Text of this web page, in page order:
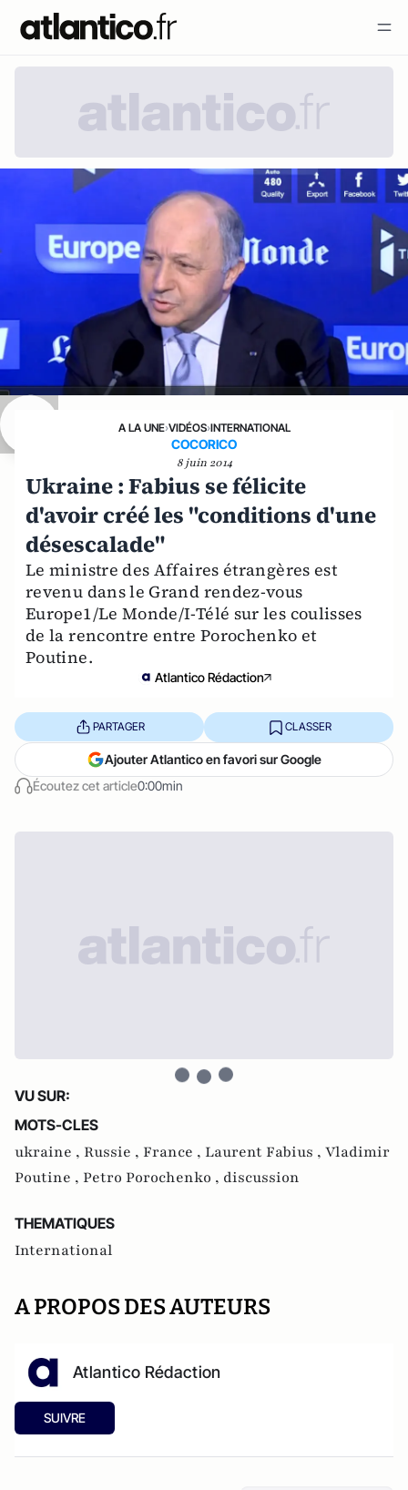
A LA UNE›VIDÉOS›INTERNATIONAL
COCORICO
8 juin 2014
Ukraine : Fabius se félicite
d'avoir créé les "conditions d'une
désescalade"
Le ministre des Affaires étrangères est
revenu dans le Grand rendez-vous
Europe1/Le Monde/I-Télé sur les coulisses
de la rencontre entre Porochenko et
Poutine.
Atlantico Rédaction
Écoutez cet article0:00min
PARTAGER CLASSER
Ajouter Atlantico en favori sur Google
VU SUR:
MOTS-CLES
ukraine , Russie , France , Laurent Fabius , Vladimir
Poutine , Petro Porochenko , discussion
THEMATIQUES
International
A PROPOS DES AUTEURS
Atlantico Rédaction
SUIVRE